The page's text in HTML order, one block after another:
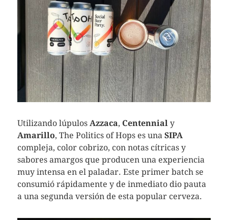
Utilizando lúpulos Azzaca, Centennialy
Amarillo, The Politics of Hops es una SIPA
compleja, color cobrizo, con notas cítricas y
sabores amargos que producen una experiencia
muy intensa en el paladar. Este primer batch se
consumió rápidamente y de inmediato dio pauta
a una segunda versión de esta popular cerveza.